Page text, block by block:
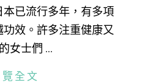
已流行多年，有多項
效。許多注重健康又
女士們 …
覽全文